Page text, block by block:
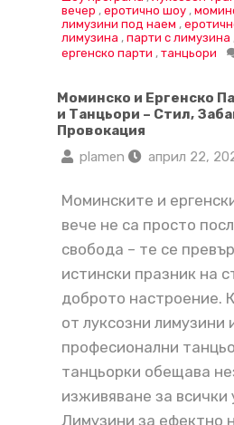
вечер , еротично шоу ,
лимузини под наем ,
лимузина , парти с лимузина
ергенско парти , танцьори
Моминско и Ергенско
и Танцьори – Стил,
Провокация
plamen
април 22,
Моминските и
вече не са просто
свобода – те се
истински празник на
доброто настроение.
от луксозни лимузини
професионални
танцьорки обещава
изживяване за всички
Лимузини за ефектно